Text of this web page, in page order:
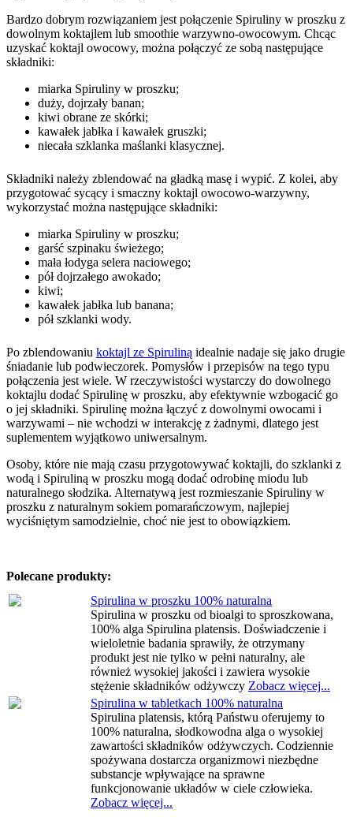
Bardzo dobrym rozwiązaniem jest połączenie Spiruliny w proszku z
dowolnym koktajlem lub smoothie warzywno-owocowym. Chcąc
uzyskać koktajl owocowy, można połączyć ze sobą następujące
składniki:
miarka Spiruliny w proszku;
duży, dojrzały banan;
kiwi obrane ze skórki;
kawałek jabłka i kawałek gruszki;
niecała szklanka maślanki klasycznej.
Składniki należy zblendować na gładką masę i wypić. Z kolei, aby
przygotować sycący i smaczny koktajl owocowo-warzywny,
wykorzystać można następujące składniki:
miarka Spiruliny w proszku;
garść szpinaku świeżego;
mała łodyga selera naciowego;
pół dojrzałego awokado;
kiwi;
kawałek jabłka lub banana;
pół szklanki wody.
Po zblendowaniu koktajl ze Spiruliną idealnie nadaje się jako drugie
śniadanie lub podwieczorek. Pomysłów i przepisów na tego typu
połączenia jest wiele. W rzeczywistości wystarczy do dowolnego
koktajlu dodać Spirulinę w proszku, aby efektywnie wzbogacić go
o jej składniki. Spirulinę można łączyć z dowolnymi owocami i
warzywami – nie wchodzi w interakcję z żadnymi, dlatego jest
suplementem wyjątkowo uniwersalnym.
Osoby, które nie mają czasu przygotowywać koktajli, do szklanki z
wodą i Spiruliną w proszku mogą dodać odrobinę miodu lub
naturalnego słodzika. Alternatywą jest rozmieszanie Spiruliny w
proszku z naturalnym sokiem pomarańczowym, najlepiej
wyciśniętym samodzielnie, choć nie jest to obowiązkiem.
Polecane produkty:
Spirulina w proszku 100% naturalna
Spirulina w proszku od bioalgi to sproszkowana,
100% alga Spirulina platensis. Doświadczenie i
wieloletnie badania sprawiły, że otrzymany
produkt jest nie tylko w pełni naturalny, ale
również wysokiej jakości i zawiera wysokie
stężenie składników odżywczy Zobacz więcej...
Spirulina w tabletkach 100% naturalna
Spirulina platensis, którą Państwu oferujemy to
100% naturalna, słodkowodna alga o wysokiej
zawartości składników odżywczych. Codziennie
spożywana dostarcza organizmowi niezbędne
substancje wpływające na sprawne
funkcjonowanie układów w ciele człowieka.
Zobacz więcej...